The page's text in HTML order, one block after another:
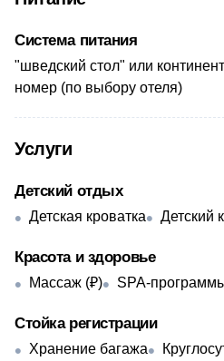
Система питания
​"шведский стол" или
номер (по выбору отеля)
Услуги
Детский отдых
Детская кроватка Детский
Красота и здоровье
Массаж (₽) SPA-
Стойка регистрации
Хранение багажа